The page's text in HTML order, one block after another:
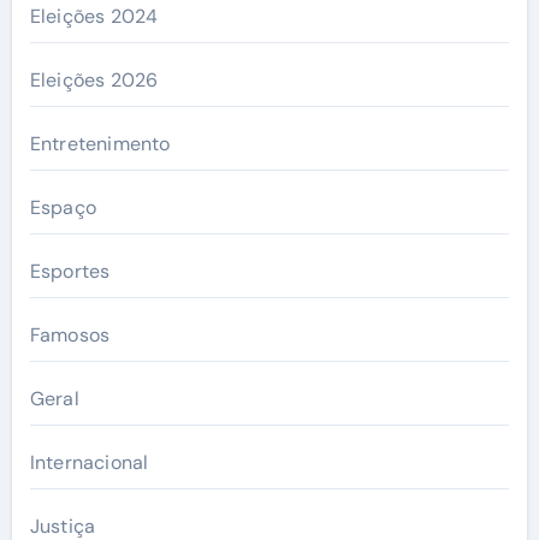
Eleições 2024
Eleições 2026
Entretenimento
Espaço
Esportes
Famosos
Geral
Internacional
Justiça